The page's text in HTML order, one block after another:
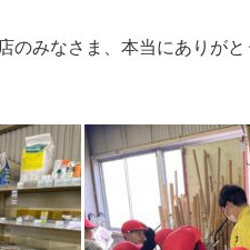
みなさま、本当にありがと